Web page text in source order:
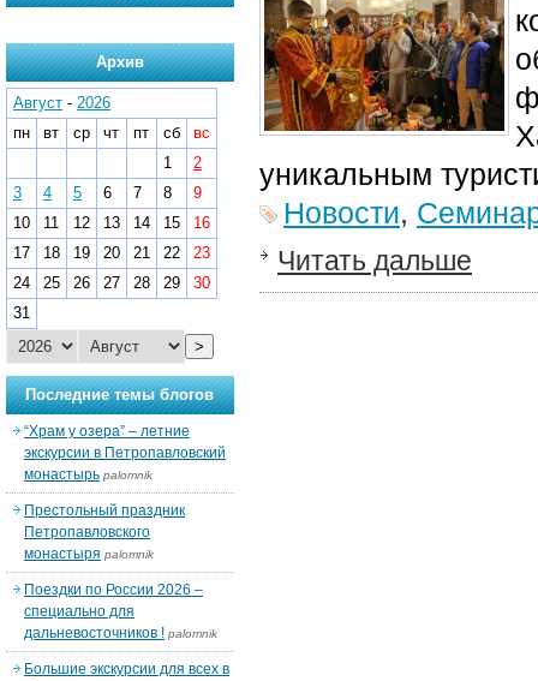
уникальным
Новости,
Читать дальше
Архив
Август - 2026
пн
вт ср чт пт сб
вс
1
2
3
4 5 6 7 8
9
10
11 12 13 14 15
16
17
18 19 20 21 22
23
24
25 26 27 28 29
30
31
>
Последние темы блогов
“Храм у озера” – летние
экскурсии в Петропавловский
монастырь palomnik
Престольный праздник
Петропавловского
монастыря palomnik
Поездки по России 2026 –
специально для
дальневосточников ! palomnik
Большие экскурсии для всех в